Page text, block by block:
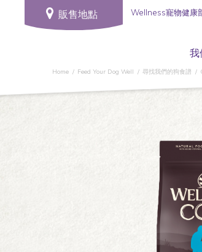
販售地點 Wellness寵物健康
我
Home Feed Your Dog Well 尋找我們的狗食譜